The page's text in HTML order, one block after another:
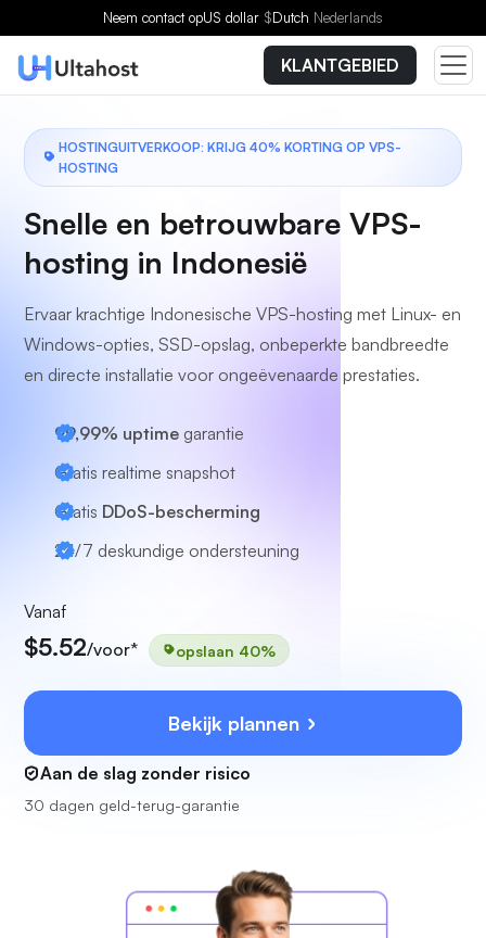
Neem contact opUS dollar $Dutch Nederlands
KLANTGEBIED
HOSTINGUITVERKOOP: KRIJG 40% KORTING OP VPS-
HOSTING
Snelle en betrouwbare VPS-
hosting in Indonesië
Ervaar krachtige Indonesische VPS-hosting met Linux- en
Windows-opties, SSD-opslag, onbeperkte bandbreedte
en directe installatie voor ongeëvenaarde prestaties.
99,99% uptime garantie
Gratis realtime snapshot
Gratis DDoS-bescherming
24/7 deskundige ondersteuning
Vanaf
$5.52/voor* opslaan 40%
Bekijk plannen
Aan de slag zonder risico
30 dagen geld-terug-garantie